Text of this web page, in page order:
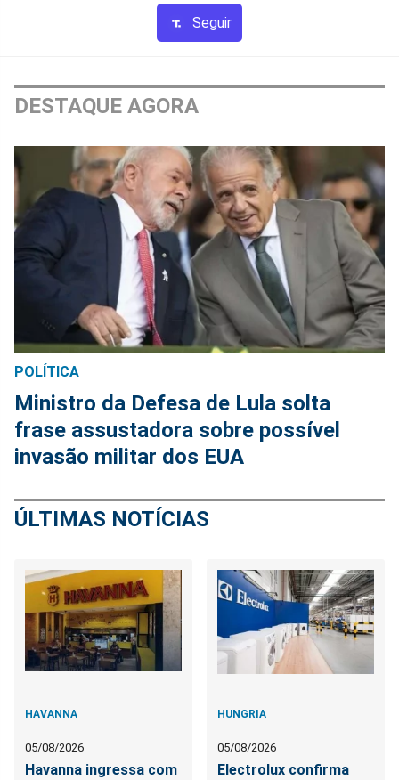
Seguir
DESTAQUE AGORA
POLÍTICA
Ministro da Defesa de Lula solta
frase assustadora sobre possível
invasão militar dos EUA
ÚLTIMAS NOTÍCIAS
HAVANNA
05/08/2026
Havanna ingressa com
HUNGRIA
05/08/2026
Electrolux confirma